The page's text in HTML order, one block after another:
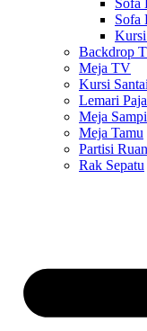
Sofa
Sofa
Backdrop
Meja TV
Kursi Santai
Lemari
Meja
Meja Tamu
Partisi
Rak Sepatu